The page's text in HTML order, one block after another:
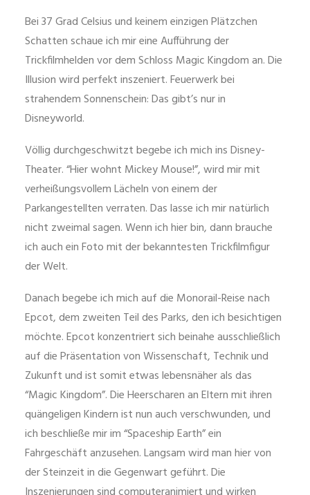
Bei 37 Grad Celsius und keinem einzigen Plätzchen
Schatten schaue ich mir eine Aufführung der
Trickfilmhelden vor dem Schloss Magic Kingdom an. Die
Illusion wird perfekt inszeniert. Feuerwerk bei
strahendem Sonnenschein: Das gibt’s nur in
Disneyworld.
Völlig durchgeschwitzt begebe ich mich ins Disney-
Theater. “Hier wohnt Mickey Mouse!”, wird mir mit
verheißungsvollem Lächeln von einem der
Parkangestellten verraten. Das lasse ich mir natürlich
nicht zweimal sagen. Wenn ich hier bin, dann brauche
ich auch ein Foto mit der bekanntesten Trickfilmfigur
der Welt.
Danach begebe ich mich auf die Monorail-Reise nach
Epcot, dem zweiten Teil des Parks, den ich besichtigen
möchte. Epcot konzentriert sich beinahe ausschließlich
auf die Präsentation von Wissenschaft, Technik und
Zukunft und ist somit etwas lebensnäher als das
“Magic Kingdom”. Die Heerscharen an Eltern mit ihren
quängeligen Kindern ist nun auch verschwunden, und
ich beschließe mir im “Spaceship Earth” ein
Fahrgeschäft anzusehen. Langsam wird man hier von
der Steinzeit in die Gegenwart geführt. Die